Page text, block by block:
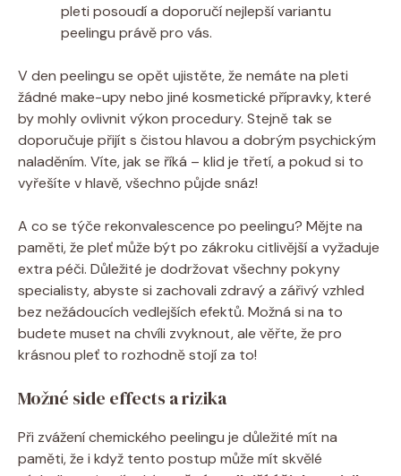
pleti posoudí a doporučí nejlepší variantu
peelingu právě pro vás.
V den peelingu se opět ujistěte, že nemáte na pleti
žádné make-upy nebo jiné kosmetické přípravky, které
by mohly ovlivnit výkon procedury. Stejně tak se
doporučuje přijít s čistou hlavou a dobrým psychickým
naladěním. Víte, jak se říká – klid je třetí, a pokud si to
vyřešíte v hlavě, všechno půjde snáz!
A co se týče rekonvalescence po peelingu? Mějte na
paměti, že pleť může být po zákroku citlivější a vyžaduje
extra péči. Důležité je dodržovat všechny pokyny
specialisty, abyste si zachovali zdravý a zářivý vzhled
bez nežádoucích vedlejších efektů. Možná si na to
budete muset na chvíli zvyknout, ale věřte, že pro
krásnou pleť to rozhodně stojí za to!
Možné side effects a rizika
Při zvážení chemického peelingu je důležité mít na
paměti, že i když tento postup může mít skvělé